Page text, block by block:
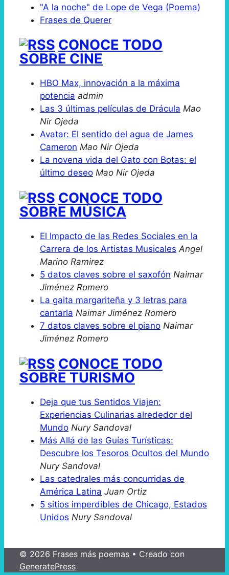
"A la noche" de Lope de Vega (Poema)
Frases de Querer
CONOCE TODO
SOBRE CINE
HBO Max, innovación a la máxima
potencia admin
Las 3 últimas películas de Drácula Mao
Nir Ojeda
Avatar: El sentido del agua de James
Cameron Mao Nir Ojeda
La novena vida del Gato con Botas: el
último deseo Mao Nir Ojeda
CONOCE TODO
SOBRE MÚSICA
El Impacto de las Redes Sociales en la
Carrera de los Artistas Musicales Angel
Marino Ramirez
5 datos claves sobre el saxofón Naimar
Jiménez Romero
La gaita margariteña y 3 letras para
cantarla Naimar Jiménez Romero
7 datos claves sobre el piano Naimar
Jiménez Romero
CONOCE TODO
SOBRE TURISMO
Deja que tus Sentidos Viajen:
Experiencias Culinarias alrededor del
Mundo Nury Sandoval
Más Allá de las Guías Turísticas:
Descubre los Tesoros Ocultos del Mundo
Nury Sandoval
Las catedrales más concurridas de
América Latina Juan Ortiz
5 sitios imperdibles de Chicago, Estados
Unidos Nury Sandoval
© 2026 Frases más poemas • Creado con
GeneratePress